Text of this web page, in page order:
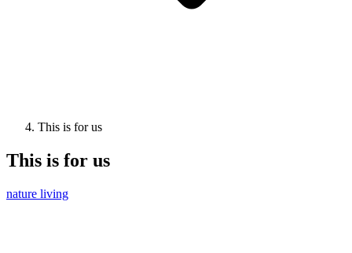
This is for us
This is for us
nature living